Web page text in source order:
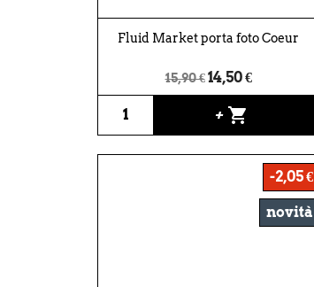
Fluid Market porta foto Coeur
15,90 € 14,50 €
+ shopping_cart
-2,05 €
novità